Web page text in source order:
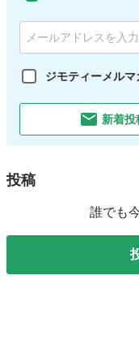
ジモティーメル
新着投
投稿
誰でも